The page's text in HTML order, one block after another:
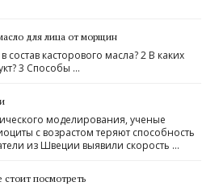
для лица от морщин
касторового масла? 2 В каких
3 Способы …
моделирования, ученые
с возрастом теряют способность
из Швеции выявили скорость …
стоит посмотреть